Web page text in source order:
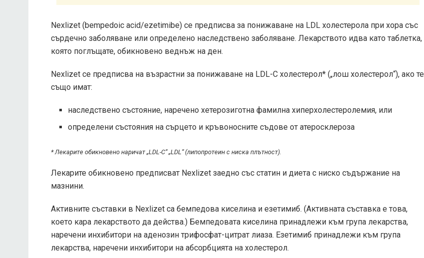
Nexlizet (bempedoic acid/ezetimibe) се предписва за понижаване на LDL холестерола при хора със
сърдечно заболяване или определено наследствено заболяване. Лекарството идва като таблетка,
която поглъщате, обикновено веднъж на ден.
Nexlizet се предписва на възрастни за понижаване на LDL-C холестерол* („лош холестерол“), ако те
също имат:
наследствено състояние, наречено хетерозиготна фамилна хиперхолестеролемия, или
определени състояния на сърцето и кръвоносните съдове от атеросклероза
* Лекарите обикновено наричат ​​„LDL-C“ „LDL“ (липопротеин с ниска плътност).
Лекарите обикновено предписват Nexlizet заедно със статин и диета с ниско съдържание на
мазнини.
Активните съставки в Nexlizet са бемпедова киселина и езетимиб. (Активната съставка е това,
което кара лекарството да действа.) Бемпедовата киселина принадлежи към група лекарства,
наречени инхибитори на аденозин трифосфат-цитрат лиаза. Езетимиб принадлежи към група
лекарства, наречени инхибитори на абсорбцията на холестерол.